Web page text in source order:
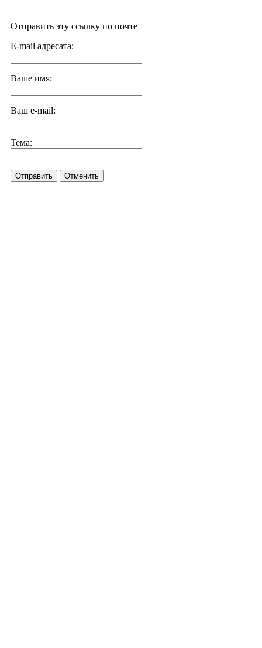
Отправить эту ссылку по почте
E-mail адресата:
Ваше имя:
Ваш e-mail:
Тема:
Отправить Отменить